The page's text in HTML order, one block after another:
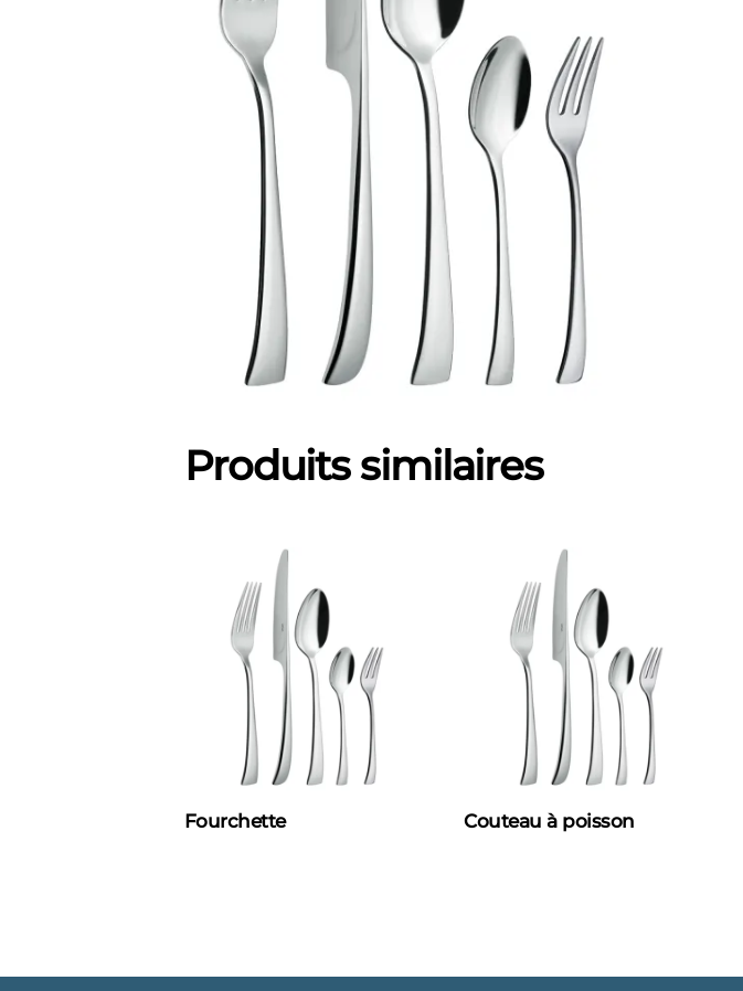
Produits similaires
Fourchette Couteau à poisson